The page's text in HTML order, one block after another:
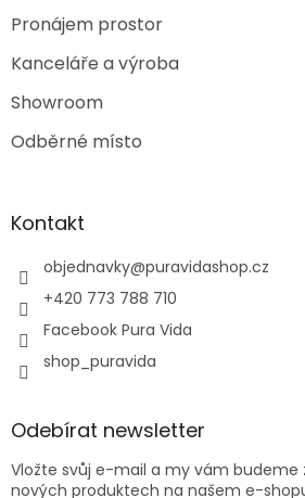
Pronájem prostor
Kanceláře a výroba
Showroom
Odběrné místo
Kontakt
objednavky@puravidashop.cz
+420 773 788 710
Facebook Pura Vida
shop_puravida
Odebírat newsletter
Vložte svůj e-mail a my vám
nových produktech na našem e-